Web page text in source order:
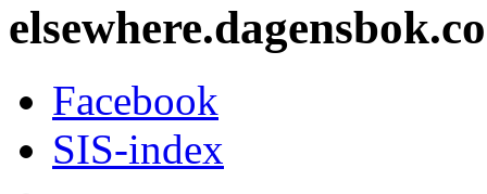
Facebook
SIS-index